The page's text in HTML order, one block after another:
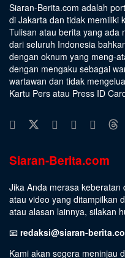
Siaran-Berita.com adalah
di Jakarta dan tidak memiliki
Tulisan atau berita yang ada
dari seluruh Indonesia
dengan oknum yang meng-
dengan mengaku sebagai
wartawan dan tidak
Kartu Pers atau Press ID
Siaran-Berita.com
Jika Anda merasa keberatan
atau video yang ditampilkan
atau alasan lainnya, silakan
📧 redaksi@siaran-
Kami akan segera meninjau